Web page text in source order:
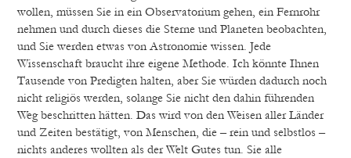
wollen, müssen Sie in ein Observatorium gehen, ein Fernrohr
nehmen und durch dieses die Sterne und Planeten beobachten,
und Sie werden etwas von Astronomie wissen. Jede
Wissenschaft braucht ihre eigene Methode. Ich könnte Ihnen
Tausende von Predigten halten, aber Sie würden dadurch noch
nicht religiös werden, solange Sie nicht den dahin führenden
Weg beschritten hätten. Das wird von den Weisen aller Länder
und Zeiten bestätigt, von Menschen, die – rein und selbstlos –
nichts anderes wollten als der Welt Gutes tun. Sie alle